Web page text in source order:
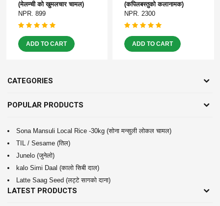
(मेलम्ची को खुमलचार चामल)
NPR. 899
ADD TO CART
(कपिलबस्तुको कलानामक)
NPR. 2300
ADD TO CART
CATEGORIES
POPULAR PRODUCTS
Sona Mansuli Local Rice -30kg (सोना मन्सुली लोकल चामल)
TIL / Sesame (तिल)
Junelo (जुनेलो)
kalo Simi Daal (कालो सिबी दाल)
Latte Saag Seed (लट्टे सागको दाना)
LATEST PRODUCTS